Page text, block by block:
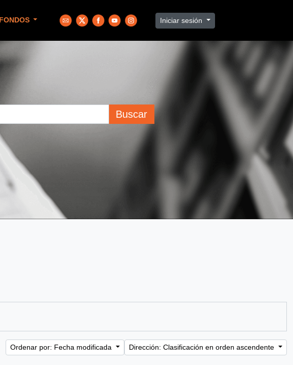
FONDOS Iniciar sesión
Buscar
Ordenar por: Fecha modificada Dirección: Clasificación en orden ascendente